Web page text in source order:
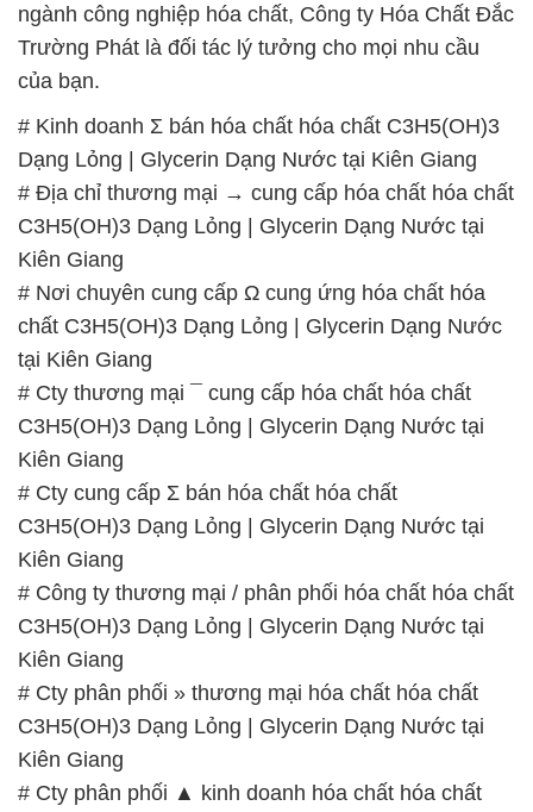
ngành công nghiệp hóa chất, Công ty Hóa Chất Đắc
Trường Phát là đối tác lý tưởng cho mọi nhu cầu
của bạn.
# Kinh doanh Σ bán hóa chất hóa chất C3H5(OH)3
Dạng Lỏng | Glycerin Dạng Nước tại Kiên Giang
# Địa chỉ thương mại → cung cấp hóa chất hóa chất
C3H5(OH)3 Dạng Lỏng | Glycerin Dạng Nước tại
Kiên Giang
# Nơi chuyên cung cấp Ω cung ứng hóa chất hóa
chất C3H5(OH)3 Dạng Lỏng | Glycerin Dạng Nước
tại Kiên Giang
# Cty thương mại ¯ cung cấp hóa chất hóa chất
C3H5(OH)3 Dạng Lỏng | Glycerin Dạng Nước tại
Kiên Giang
# Cty cung cấp Σ bán hóa chất hóa chất
C3H5(OH)3 Dạng Lỏng | Glycerin Dạng Nước tại
Kiên Giang
# Công ty thương mại / phân phối hóa chất hóa chất
C3H5(OH)3 Dạng Lỏng | Glycerin Dạng Nước tại
Kiên Giang
# Cty phân phối » thương mại hóa chất hóa chất
C3H5(OH)3 Dạng Lỏng | Glycerin Dạng Nước tại
Kiên Giang
# Cty phân phối ▲ kinh doanh hóa chất hóa chất